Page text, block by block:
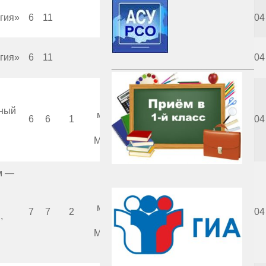
6 11 Фирма «1С» 2004
6 11 2004
6 6 1
Республиканский
мультимедиацентр,
Минобразования РФ
2000 2004
—
7 7 2 мультимедиацентр,
Минобразования РФ
2004